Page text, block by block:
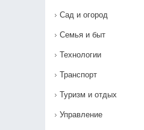
Сад и огород
Семья и быт
Технологии
Транспорт
Туризм и отдых
Управление